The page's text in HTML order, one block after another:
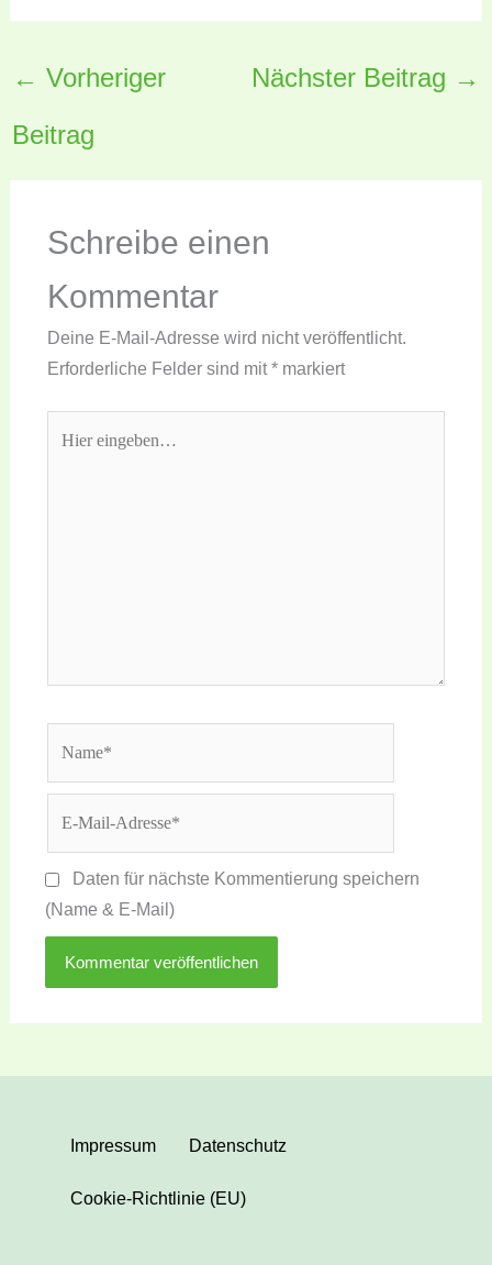
← Vorheriger
Beitrag
Nächster Beitrag →
Schreibe einen
Kommentar
Deine E-Mail-Adresse wird nicht veröffentlicht.
Erforderliche Felder sind mit*markiert
eingeben…
Adresse*
Daten für nächste Kommentierung speichern
(Name & E-Mail)
Impressum Datenschutz
Cookie-Richtlinie (EU)